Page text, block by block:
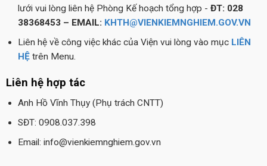
lưới vui lòng liên hệ Phòng Kế hoạch tổng hợp - ĐT: 028
38368453 – EMAIL: KHTH@VIENKIEMNGHIEM.GOV.VN
Liên hệ về công việc khác của Viện vui lòng vào mục LIÊN
HỆtrên Menu.
Liên hệ hợp tác
Anh Hồ Vĩnh Thụy (Phụ trách CNTT)
SĐT: 0908.037.398
Email: info@vienkiemnghiem.gov.vn